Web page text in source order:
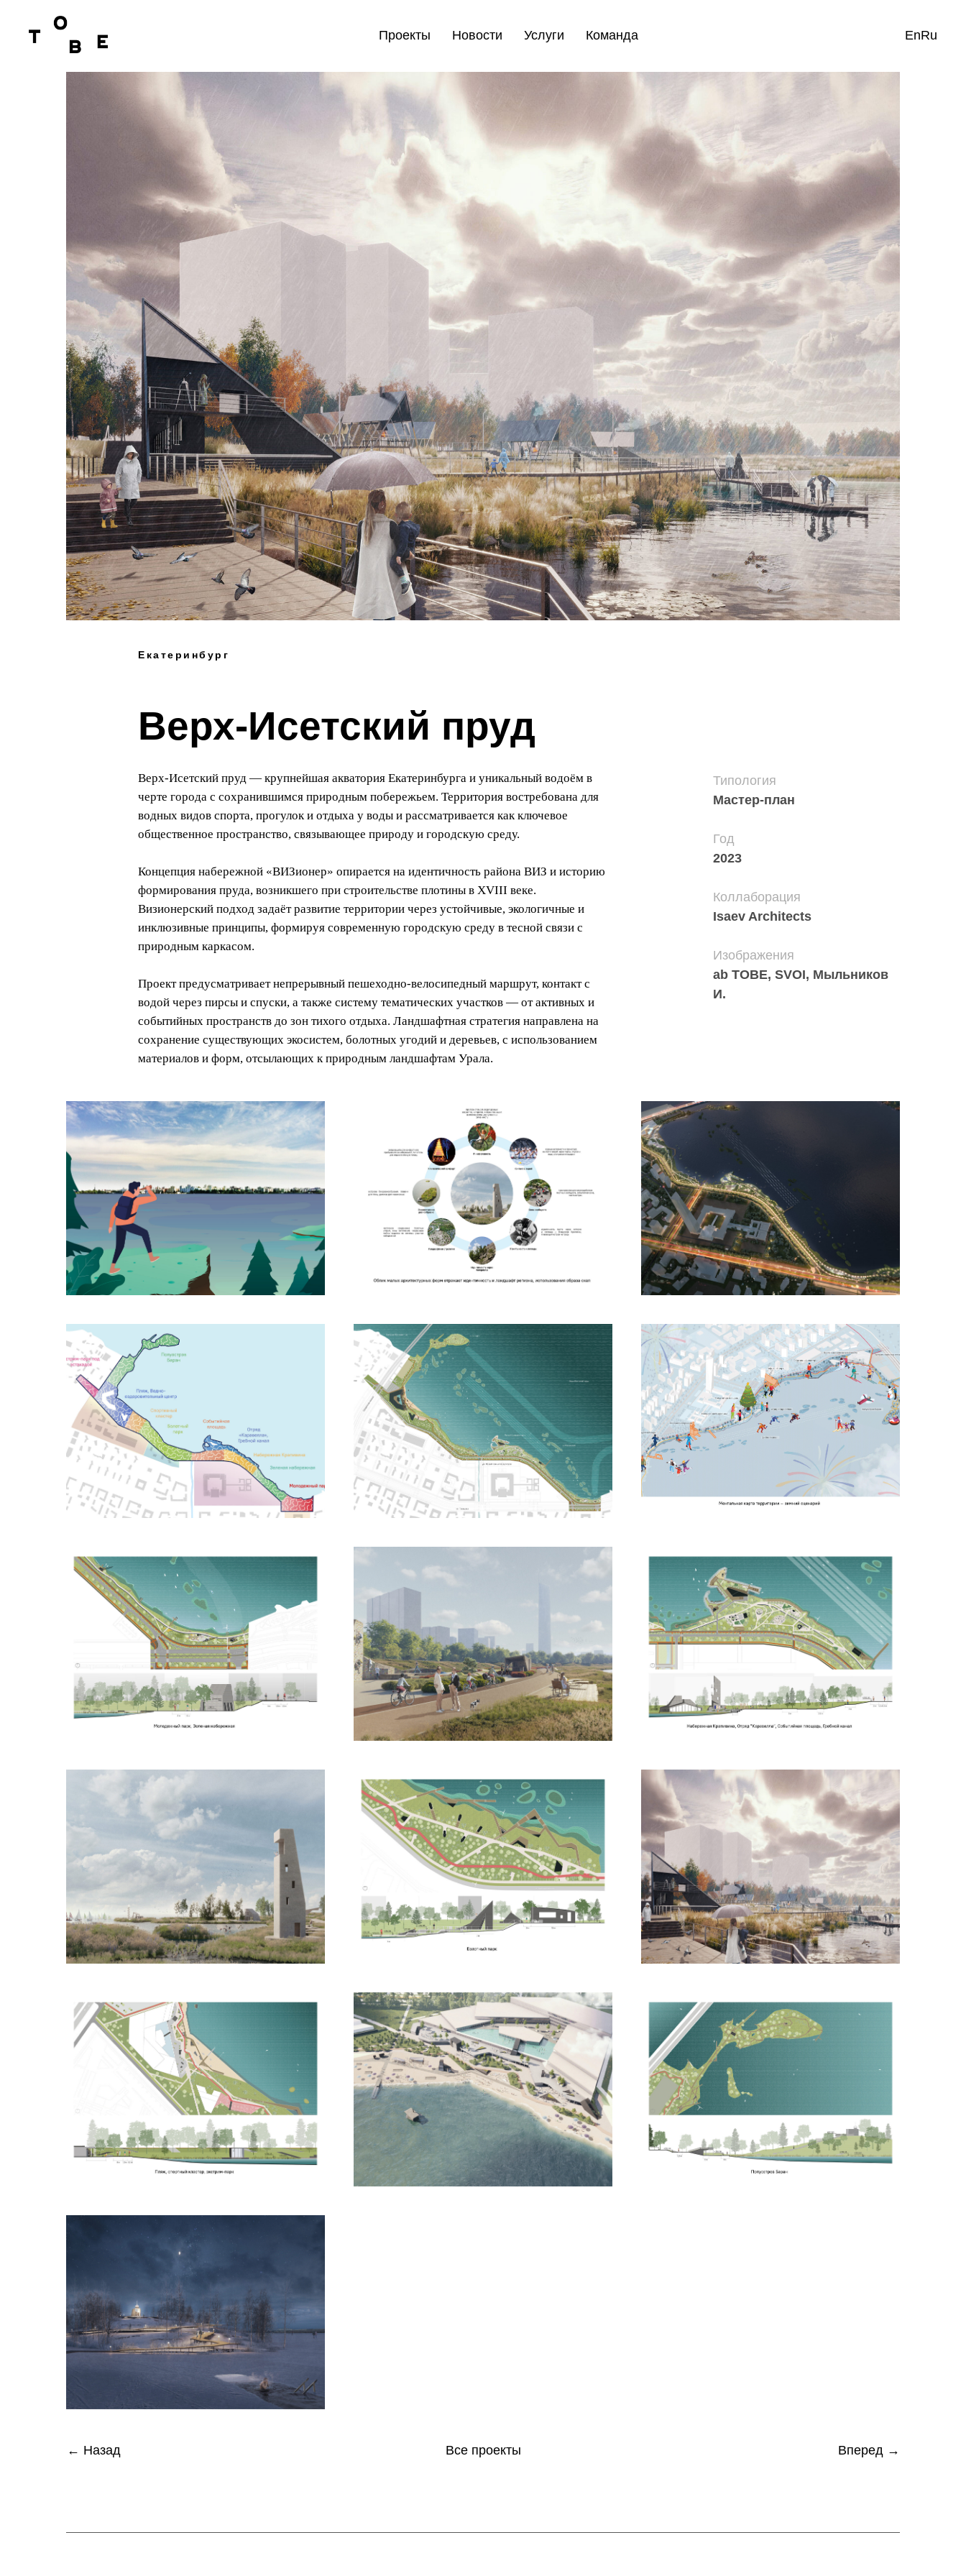
Проекты Новости Услуги Команда EnRu
Екатеринбург
Верх-Исетский пруд
Верх-Исетский пруд — крупнейшая акватория Екатеринбурга и уникальный водоём в
черте города с сохранившимся природным побережьем. Территория востребована для
водных видов спорта, прогулок и отдыха у воды и рассматривается как ключевое
общественное пространство, связывающее природу и городскую среду.
Концепция набережной «ВИЗионер» опирается на идентичность района ВИЗ и историю
формирования пруда, возникшего при строительстве плотины в XVIII веке.
Визионерский подход задаёт развитие территории через устойчивые, экологичные и
инклюзивные принципы, формируя современную городскую среду в тесной связи с
природным каркасом.
Проект предусматривает непрерывный пешеходно-велосипедный маршрут, контакт с
водой через пирсы и спуски, а также систему тематических участков — от активных и
событийных пространств до зон тихого отдыха. Ландшафтная стратегия направлена на
сохранение существующих экосистем, болотных угодий и деревьев, с использованием
материалов и форм, отсылающих к природным ландшафтам Урала.
Типология
Мастер-план
Год
2023
Коллаборация
Isaev Architects
Изображения
ab TOBE, SVOI, Мыльников
И.
← Назад Все проекты Вперед →